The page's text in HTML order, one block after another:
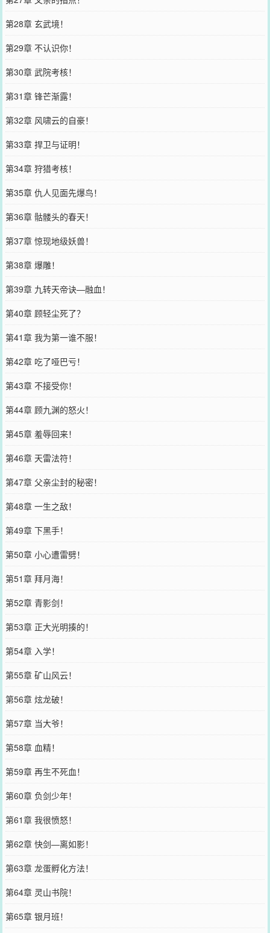
第28章 玄武境！
第29章 不认识你！
第30章 武院考核！
第31章 锋芒渐露！
第32章 风啸云的自豪！
第33章 捍卫与证明！
第34章 狩猎考核！
第35章 仇人见面先爆鸟！
第36章 骷髅头的春天！
第37章 惊现地级妖兽！
第38章 爆雕！
第39章 九转天帝诀—融血！
第40章 顾轻尘死了？
第41章 我为第一谁不服！
第42章 吃了哑巴亏！
第43章 不接受你！
第44章 顾九渊的怒火！
第45章 羞辱回来！
第46章 天雷法符！
第47章 父亲尘封的秘密！
第48章 一生之敌！
第49章 下黑手！
第50章 小心遭雷劈！
第51章 拜月海！
第52章 青影剑！
第53章 正大光明揍的！
第54章 入学！
第55章 矿山风云！
第56章 炫龙破！
第57章 当大爷！
第58章 血精！
第59章 再生不死血！
第60章 负剑少年！
第61章 我很愤怒！
第62章 快剑—离如影！
第63章 龙蛋孵化方法！
第64章 灵山书院！
第65章 银月班！